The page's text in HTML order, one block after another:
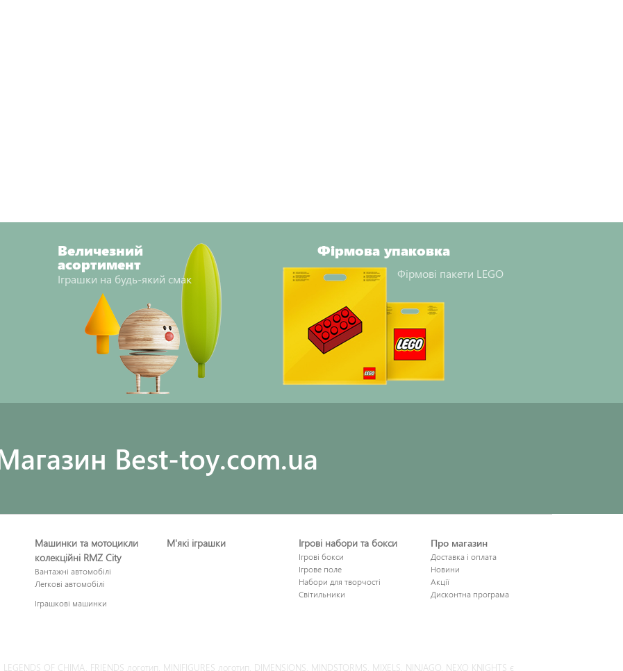
Величезний
асортимент
Іграшки на будь-який смак
Фірмова упаковка
Фірмові пакети LEGO
Best-toy.com.ua
Машинки та мотоцикли
колекційні RMZ City
Вантажні автомобілі
Легкові автомобілі
Іграшкові машинки
М'які іграшки Ігрові набори та бокси
Ігрові бокси
Ігрове поле
Набори для творчості
Світильники
Про магазин
Доставка і оплата
Новини
Акції
Дисконтна програма
OF CHIMA, FRIENDS логотип, MINIFIGURES логотип, DIMENSIONS, MINDSTORMS, MIXELS, NINJAGO, NEXO KNIGHTS є